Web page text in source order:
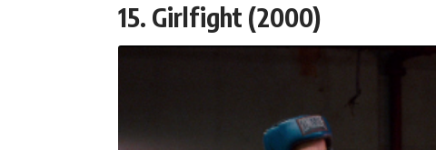
15. Girlfight (2000)